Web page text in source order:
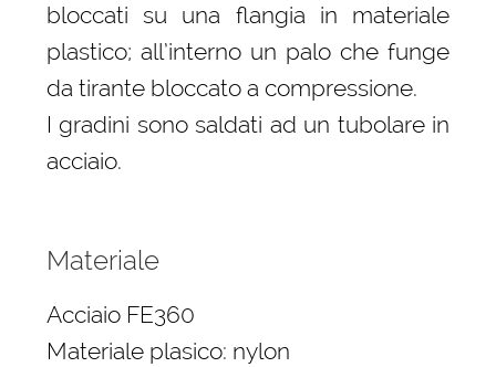
bloccati su una flangia in materiale
plastico; all’interno un palo che funge
da tirante bloccato a compressione.
I gradini sono saldati ad un tubolare in
acciaio.
Materiale
Acciaio FE360
Materiale plasico: nylon